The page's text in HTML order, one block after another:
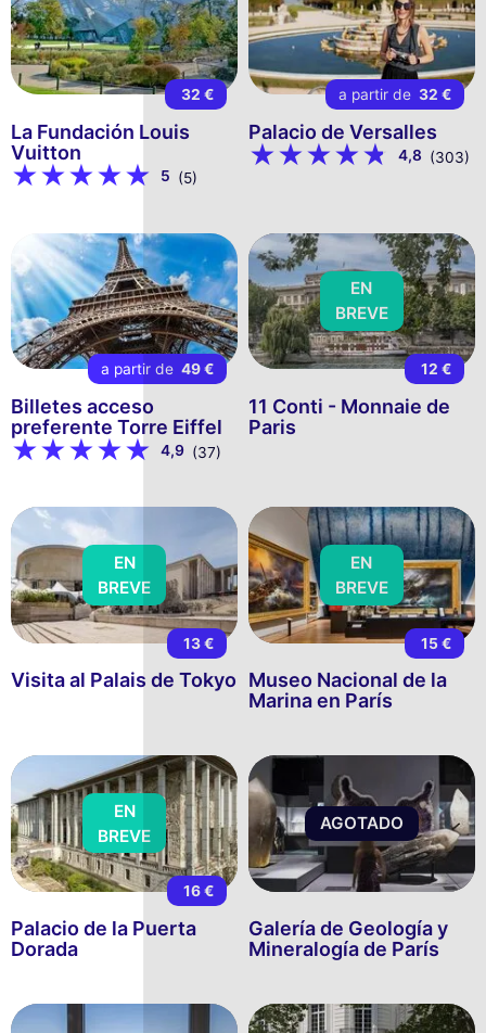
32 €
La Fundación Louis
Vuitton
5 (5)
a partir de 32 €
Palacio de Versalles
4,8 (303)
a partir de 49 €
Billetes acceso
preferente Torre Eiffel
4,9 (37)
EN
BREVE
12 €
11 Conti - Monnaie de
Paris
EN
BREVE
13 €
Visita al Palais de Tokyo
EN
BREVE
15 €
Museo Nacional de la
Marina en París
EN
BREVE
16 €
Palacio de la Puerta
Dorada
AGOTADO
Galería de Geología y
Mineralogía de París